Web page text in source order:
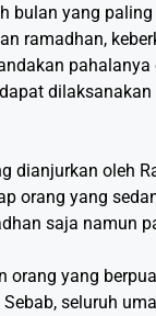
bulan yang
ramadhan,
pahalanya
dianjurkan oleh
orang yang
saja namun
orang yang
seluruh